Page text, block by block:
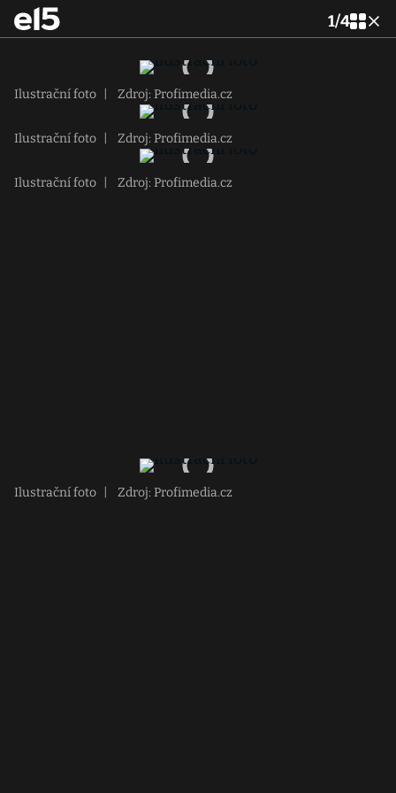
1/4
Ilustrační foto Zdroj: Profimedia.cz
Ilustrační foto Zdroj: Profimedia.cz
Ilustrační foto Zdroj: Profimedia.cz
Ilustrační foto Zdroj: Profimedia.cz